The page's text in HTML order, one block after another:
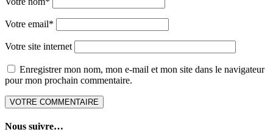
Votre email*
Votre site internet
Enregistrer mon nom, mon e-mail et mon site dans le navigateur
pour mon prochain commentaire.
Nous suivre…